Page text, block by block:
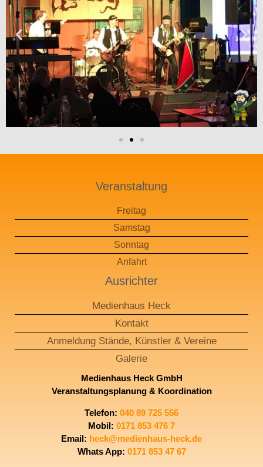
Veranstaltung
Freitag
Samstag
Sonntag
Anfahrt
Ausrichter
Medienhaus Heck
Kontakt
Anmeldung Stände, Künstler & Vereine​
Galerie
Medienhaus Heck GmbH
Veranstaltungsplanung & Koordination
Telefon: 040 89 725 556
Mobil: 0171 853 476 7
Email: heck@medienhaus-heck.de
Whats App: 0171 853 47 67